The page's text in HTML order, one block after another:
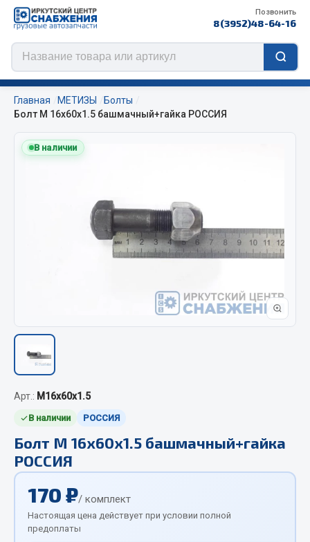
Позвонить
8(3952)48-64-16
Цепи противоскольжения
ЦЕПИ BOHU (Китай)
Изготовление цепей на колеса BOHU
Отопители салона, подогреватели
Автономные воздушные отопители
Жидкостные подогреватели
Весь раздел
Автозвук
Автокаталоги
Главная МЕТИЗЫ
Болты
Болт М 16х60х1.5 башмачный+гайка РОССИЯ
В наличии
Арт.: М16х60х1.5
В наличии РОССИЯ
Болт М 16х60х1.5 башмачный+гайка
РОССИЯ
170 ₽/ комплект
Настоящая цена действует при условии полной
предоплаты